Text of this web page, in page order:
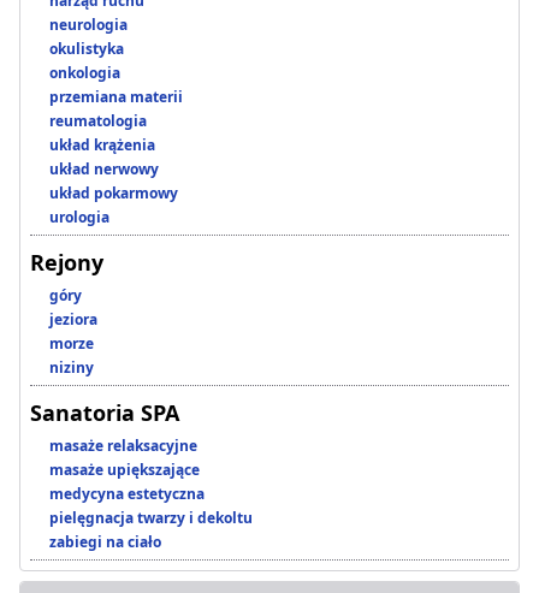
neurologia
okulistyka
onkologia
przemiana materii
reumatologia
układ krążenia
układ nerwowy
układ pokarmowy
urologia
Rejony
góry
jeziora
morze
niziny
Sanatoria SPA
masaże relaksacyjne
masaże upiększające
medycyna estetyczna
pielęgnacja twarzy i dekoltu
zabiegi na ciało